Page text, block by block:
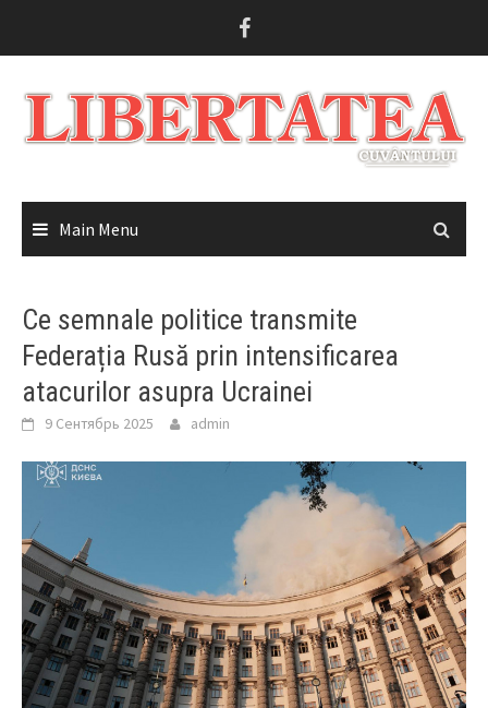
Main Menu
Ce semnale politice transmite
Federația Rusă prin intensificarea
atacurilor asupra Ucrainei
9 Сентябрь 2025 admin